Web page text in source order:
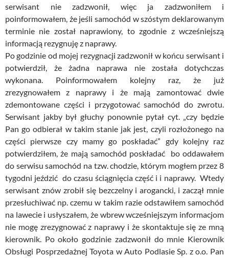
serwisant nie zadzwonił, więc ja zadzwoniłem i
poinformowałem, że jeśli samochód w szóstym deklarowanym
terminie nie został naprawiony, to zgodnie z wcześniejszą
informacją rezygnuję z naprawy.
Po godzinie od mojej rezygnacji zadzwonił w końcu serwisant i
potwierdził, że żadna naprawa nie została dotychczas
wykonana. Poinformowałem kolejny raz, że już
zrezygnowałem z naprawy i że mają zamontować dwie
zdemontowane części i przygotować samochód do zwrotu.
Serwisant jakby był głuchy ponownie pytał cyt. „czy będzie
Pan go odbierał w takim stanie jak jest, czyli rozłożonego na
części pierwsze czy mamy go poskładać” gdy kolejny raz
potwierdziłem, że mają samochód poskładać bo oddawałem
do serwisu samochód na tzw. chodzie, którym mogłem przez 8
tygodni jeździć do czasu ściągnięcia część i i naprawy. Wtedy
serwisant znów zrobił się bezczelny i arogancki, i zaczął mnie
przesłuchiwać np. czemu w takim razie odstawiłem samochód
na lawecie i usłyszałem, że wbrew wcześniejszym informacjom
nie mogę zrezygnować z naprawy i że skontaktuje się ze mną
kierownik. Po około godzinie zadzwonił do mnie Kierownik
Obsługi Posprzedażnej Toyota w Auto Podlasie Sp. z o.o. Pan